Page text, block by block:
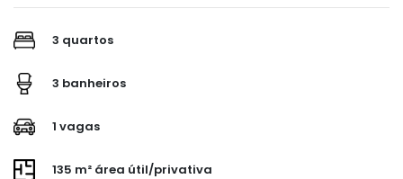
3 quartos
3 banheiros
1 vagas
135 m² área útil/privativa